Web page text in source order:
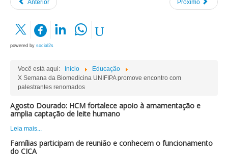
Anterior Próximo
powered by social2s
Você está aqui: Início
Educação
X Semana da Biomedicina UNIFIPA promove encontro com
palestrantes renomados
Agosto Dourado: HCM fortalece apoio à amamentação e
amplia captação de leite humano
Leia mais...
Famílias participam de reunião e conhecem o funcionamento
do CICA